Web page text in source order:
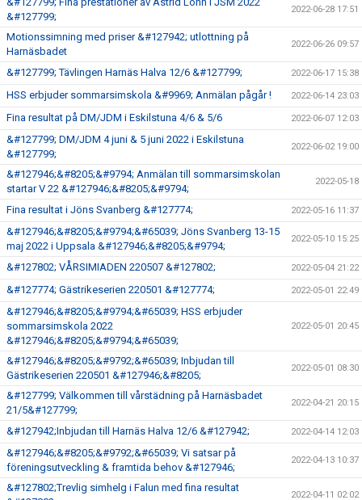
&#127799;
2022-06-28 17:51
Motionssimning med priser &#127942; utlottning på
Harnäsbadet
2022-06-26 09:57
&#127799; Tävlingen Harnäs Halva 12/6 &#127799; 2022-06-17 15:38
HSS erbjuder sommarsimskola &#9969; Anmälan pågår ! 2022-06-14 23:03
Fina resultat på DM/JDM i Eskilstuna 4/6 & 5/6 2022-06-07 12:03
&#127799; DM/JDM 4 juni & 5 juni 2022 i Eskilstuna
&#127799;
2022-06-02 19:00
&#127946;&#8205;&#9794; Anmälan till sommarsimskolan
startar V 22 &#127946;&#8205;&#9794;
2022-05-18
Fina resultat i Jöns Svanberg &#127774; 2022-05-16 11:37
&#127946;&#8205;&#9794;&#65039; Jöns Svanberg 13-15
maj 2022 i Uppsala &#127946;&#8205;&#9794;
2022-05-10 15:25
&#127802; VÅRSIMIADEN 220507 &#127802; 2022-05-04 21:22
&#127774; Gästrikeserien 220501 &#127774; 2022-05-01 22:49
&#127946;&#8205;&#9794;&#65039; HSS erbjuder
sommarsimskola 2022
&#127946;&#8205;&#9794;&#65039;
2022-05-01 20:45
&#127946;&#8205;&#9792;&#65039; Inbjudan till
Gästrikeserien 220501 &#127946;&#8205;
2022-05-01 08:30
&#127799; Välkommen till vårstädning på Harnäsbadet
21/5&#127799;
2022-04-21 20:15
&#127942;Inbjudan till Harnäs Halva 12/6 &#127942; 2022-04-14 12:03
&#127946;&#8205;&#9792;&#65039; Vi satsar på
föreningsutveckling & framtida behov &#127946;
2022-04-13 10:37
&#127802;Trevlig simhelg i Falun med fina resultat
2022-04-11 02:02